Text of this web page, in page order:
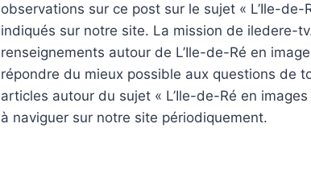
observations sur ce post sur le sujet « L’Ile-
indiqués sur notre site. La mission de iledere-
renseignements autour de L’Ile-de-Ré en
répondre du mieux possible aux questions de
articles autour du sujet « L’Ile-de-Ré en
à naviguer sur notre site périodiquement.